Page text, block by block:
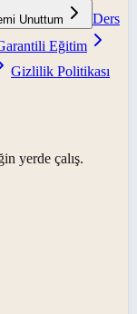
Unuttum
Ders
Eğitim
Gizlilik Politikası
yerde çalış.